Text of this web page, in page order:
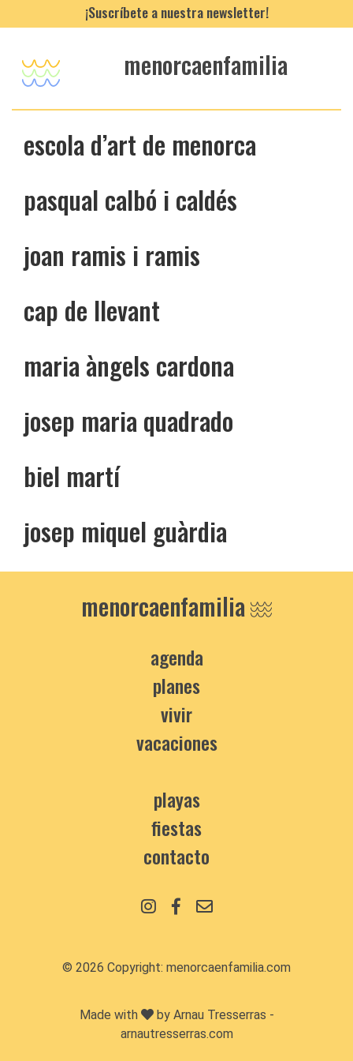
¡Suscríbete a nuestra newsletter!
menorcaenfamilia
escola d’art de menorca
pasqual calbó i caldés
joan ramis i ramis
cap de llevant
maria àngels cardona
josep maria quadrado
biel martí
josep miquel guàrdia
menorcaenfamilia
agenda
planes
vivir
vacaciones
playas
fiestas
contacto
© 2026 Copyright: menorcaenfamilia.com
Made with
by Arnau Tresserras -
arnautresserras.com